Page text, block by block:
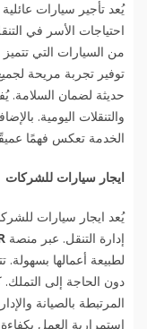
يُعد تأجير سيارات
احتياجات الأسر في
من السيارات التي
توفير تجربة مريحة
حديثة لضمان السلامة.
والتنقلات اليومية.
الخدمة تعكس فهمًا
ايجار سيارات للشركات
يُعد ايجار سيارات
إدارة التنقل. عبر منصة
لطبيعة أعمالها
دون الحاجة إلى التملك.
المرتبطة بالصيانة
استمرارية العمل